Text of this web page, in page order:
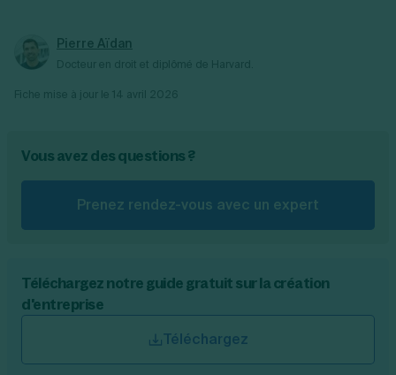
Pierre Aïdan
Vous avez des questions ?
Prenez rendez-vous avec un expert
Téléchargez notre guide gratuit sur la création
d'entreprise
Téléchargez